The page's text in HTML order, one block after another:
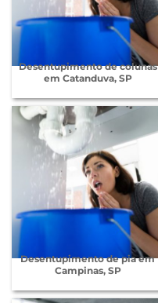
Desentupimento de colunas
em Catanduva, SP
Desentupimento de pia em
Campinas, SP